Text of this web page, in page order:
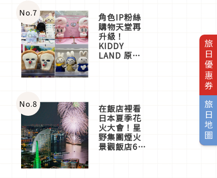
旅日優惠券
旅日地圖
一同給出了
答案
No.7 角色IP粉絲
購物天堂再
升級！
KIDDY
LAND 原宿
店3分即達
No.8 在飯店裡看
日本夏季花
火大會！星
野集團煙火
景觀飯店6